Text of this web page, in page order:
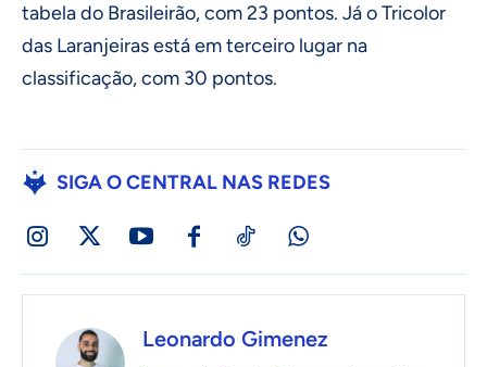
tabela do Brasileirão, com 23 pontos. Já o Tricolor
das Laranjeiras está em terceiro lugar na
classificação, com 30 pontos.
SIGA O CENTRAL NAS REDES
Leonardo Gimenez